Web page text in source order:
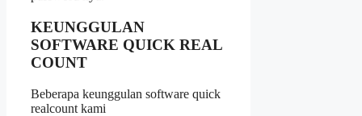
KEUNGGULAN
SOFTWARE QUICK REAL
COUNT
Beberapa keunggulan software quick
realcount kami